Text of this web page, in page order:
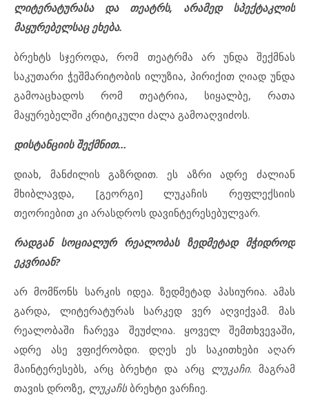
ლიტერატურასა და თეატრს, არამედ სპექტაკლის
მაყურებელსაც ეხება.
ბრეხტს სჯეროდა, რომ თეატრმა არ უნდა შექმნას
საკუთარი ჭეშმარიტობის ილუზია, პირიქით ღიად უნდა
გამოაცხადოს რომ თეატრია, სიყალბე, რათა
მაყურებელში კრიტიკული ძალა გამოაღვიძოს.
დისტანციის შექმნით…
დიახ, მანძილის გაზრდით. ეს აზრი ადრე ძალიან
მხიბლავდა, [გეორგი] ლუკაჩის რეფლექსიის
თეორიებით კი არასდროს დავინტერესებულვარ.
რადგან სოციალურ რეალობას ზედმეტად მჭიდროდ
ეკვრიან?
არ მომწონს სარკის იდეა. ზედმეტად პასიურია. ამას
გარდა, ლიტერატურას სარკედ ვერ აღვიქვამ. მას
რეალობაში ჩარევა შეუძლია. ყოველ შემთხვევაში,
ადრე ასე ვფიქრობდი. დღეს ეს საკითხები აღარ
მაინტერესებს, არც ბრეხტი და არც ლუკაჩი. მაგრამ
თავის დროზე, ლუკაჩს ბრეხტი ვარჩიე.